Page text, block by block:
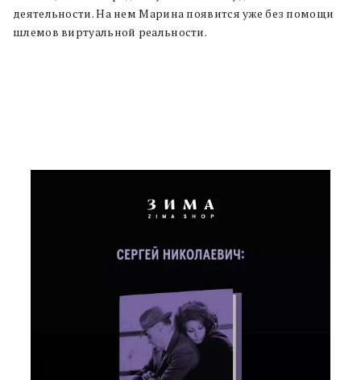
деятельности. На нем Марина появится уже без помощи
шлемов виртуальной реальности.